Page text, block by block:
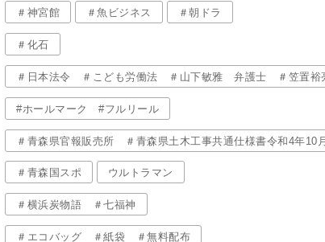
＃神宮館 ＃魚ビジネス ＃朝ドラ
＃化石
＃日本法令 ＃こども労働法 ＃山下敏雅 弁護士 ＃笠置
#ホールマーク #フルリール
＃青森県官報販売所 ＃青森県土木工事共通仕様書令和4年10
＃青森国スポ ウルトラマン
＃横浜炭物語 ＃七福神
＃エコバッグ ＃紙袋 ＃無料配布